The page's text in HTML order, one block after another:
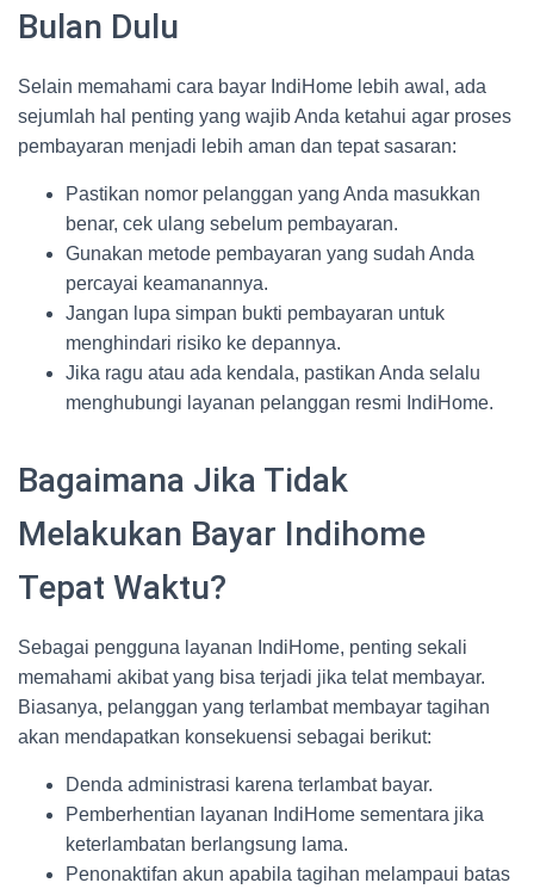
Bulan Dulu
Selain memahami cara bayar IndiHome lebih awal, ada
sejumlah hal penting yang wajib Anda ketahui agar proses
pembayaran menjadi lebih aman dan tepat sasaran:
Pastikan nomor pelanggan yang Anda masukkan
benar, cek ulang sebelum pembayaran.
Gunakan metode pembayaran yang sudah Anda
percayai keamanannya.
Jangan lupa simpan bukti pembayaran untuk
menghindari risiko ke depannya.
Jika ragu atau ada kendala, pastikan Anda selalu
menghubungi layanan pelanggan resmi IndiHome.
Bagaimana Jika Tidak
Melakukan Bayar Indihome
Tepat Waktu?
Sebagai pengguna layanan IndiHome, penting sekali
memahami akibat yang bisa terjadi jika telat membayar.
Biasanya, pelanggan yang terlambat membayar tagihan
akan mendapatkan konsekuensi sebagai berikut:
Denda administrasi karena terlambat bayar.
Pemberhentian layanan IndiHome sementara jika
keterlambatan berlangsung lama.
Penonaktifan akun apabila tagihan melampaui batas